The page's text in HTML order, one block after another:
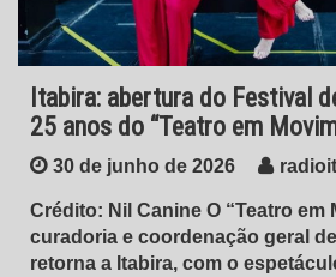
Itabira: abertura do Festival
25 anos do “Teatro em
30 de junho de 2026
Crédito: Nil Canine O “Teatro em
curadoria e coordenação geral
retorna a Itabira, com o